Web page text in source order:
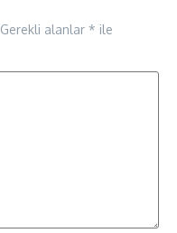
Gerekli alanlar * ile